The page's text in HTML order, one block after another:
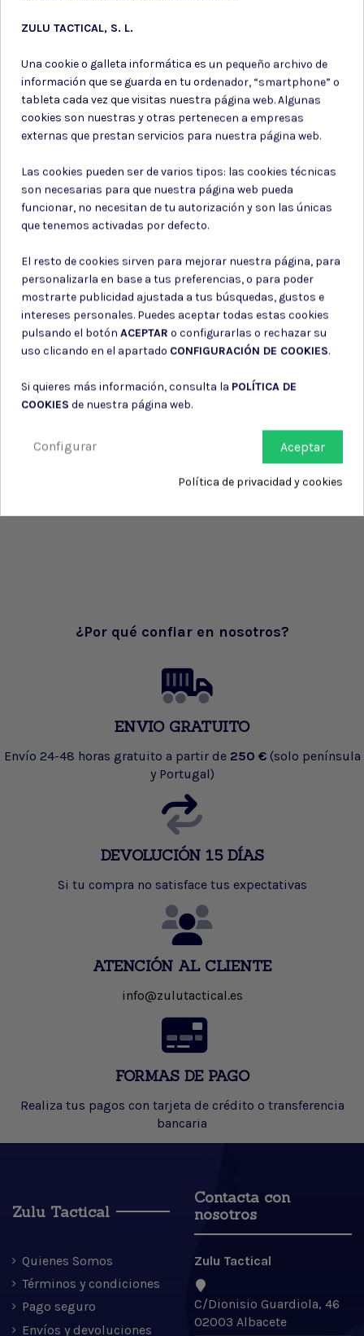
Suscríbete a nuestro boletín
información de contacto en el aviso legal.
Consiento el uso de mis datos para los fines indicados en la
Política de privacidad
Consiento el uso de mis datos personales para recibir publicidad
de su entidad.
¿Por qué confiar en nosotros?
ENVIO GRATUITO
Envío 24-48 horas gratuito a partir de 250 € (solo península
y Portugal)
DEVOLUCIÓN 15 DÍAS
Si tu compra no satisface tus expectativas
ATENCIÓN AL CLIENTE
info@zulutactical.es
FORMAS DE PAGO
Realiza tus pagos con tarjeta de crédito o transferencia
bancaria
Zulu Tactical
Quienes Somos
Términos y condiciones
Pago seguro
Envíos y devoluciones
Contacta con
nosotros
Zulu Tactical
C/Dionisio Guardiola, 46
02003 Albacete
ZULU TACTICAL, S. L.
Una cookie o galleta informática es un pequeño archivo de
información que se guarda en tu ordenador, “smartphone” o
tableta cada vez que visitas nuestra página web. Algunas
cookies son nuestras y otras pertenecen a empresas
externas que prestan servicios para nuestra página web.
Las cookies pueden ser de varios tipos: las cookies técnicas
son necesarias para que nuestra página web pueda
funcionar, no necesitan de tu autorización y son las únicas
que tenemos activadas por defecto.
El resto de cookies sirven para mejorar nuestra página, para
personalizarla en base a tus preferencias, o para poder
mostrarte publicidad ajustada a tus búsquedas, gustos e
intereses personales. Puedes aceptar todas estas cookies
pulsando el botón ACEPTAR o configurarlas o rechazar su
uso clicando en el apartado CONFIGURACIÓN DE COOKIES.
Si quieres más información, consulta la POLÍTICA DE
COOKIES de nuestra página web.
Aceptar
Configurar
Política de privacidad y cookies